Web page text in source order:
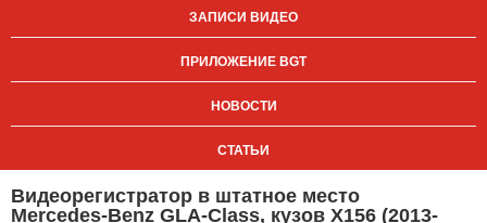
ЗАПИСИ ВИДЕО
ПРИЛОЖЕНИЕ BGT
НОВОСТИ
СТАТЬИ
Видеорегистратор в штатное место
Mercedes-Benz GLA-Class, кузов X156 (2013-